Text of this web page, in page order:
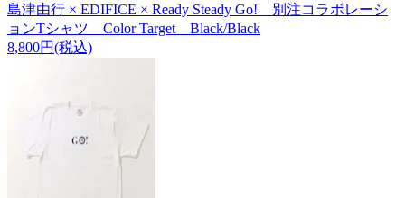
島津由行 × EDIFICE × Ready Steady Go! 別注コラボレーシ
ョンTシャツ Color Target Black/Black
8,800円(税込)